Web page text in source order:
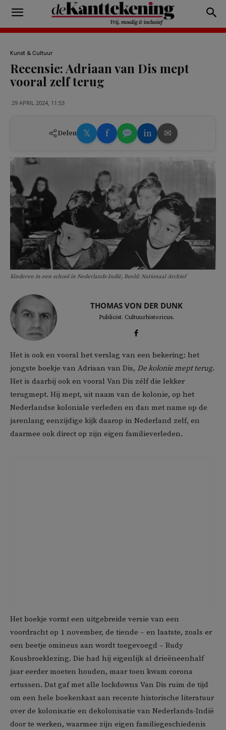
Kunst & Cultuur
Recensie: Adriaan van Dis mept
vooral zelf terug
29 APRIL 2024, 11:53
Delen 𝕏 f in ✉
Kinderen in een school in Nederlands-Indië, Beeld: Nationaal Archief
THOMAS VON DER DUNK
Publicist. Cultuurhistoricus.
Het is ook en vooral het verslag van een bekering: het
jongste boekje van Adriaan van Dis, De kolonie mept terug.
Het is daarbij ook en vooral Van Dis zélf die lekker
terugmept. Hij mept, uit naam van de kolonie, op het
Nederlandse koloniale verleden en dan met name op de
jarenlang eenzijdige kijk daarop in Nederland zelf, en
daarmee ook direct op zijn eigen familieverleden.
Het boekje vormt een uitgebreide versie van een
voordracht op 1 november, de tiende – en laatste, zoals er
een beetje omineus aan wordt toegevoegd – Rudy
Kousbroeklezing. Die had hij eigenlijk al drieëneenhalf
jaar eerder moeten houden, maar toen kwam corona
ertussen. Dat gaf met alle lockdowns Van Dis ruim de tijd
om een hele boekenkast aan recente historische literatuur
over de kolonisatie en dekolonisatie van Nederlands-Indië
door te werken, waarmee zijn eigen familiegeschiedenis